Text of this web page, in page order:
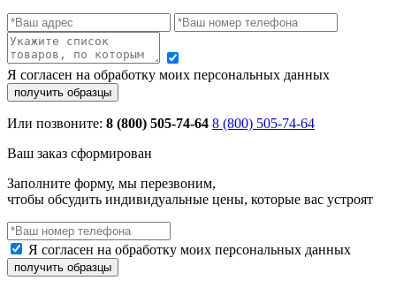
Я согласен на обработку моих персональных данных
Или позвоните: 8 (800) 505-74-64 8 (800) 505-74-64
Ваш заказ сформирован
Заполните форму, мы перезвоним,
чтобы обсудить индивидуальные цены, которые вас устроят
Я согласен на обработку моих персональных данных